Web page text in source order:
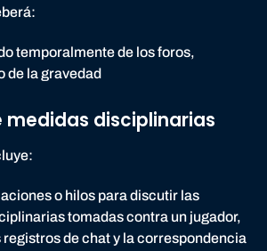
temporalmente de los foros,
de la gravedad
medidas disciplinarias
o hilos para discutir las
tomadas contra un jugador,
registros de chat y la correspondencia